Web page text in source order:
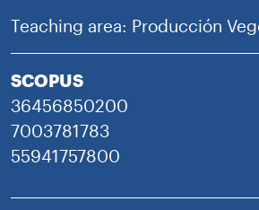
Teaching area: Producción
SCOPUS
36456850200
7003781783
55941757800